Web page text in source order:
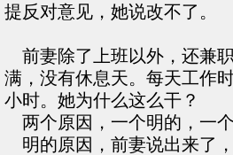
提反对意见，她说改不了。
前妻除了上班以外，还兼
满，没有休息天。每天工作
小时。她为什么这么干？
两个原因，一个明的，一个
明的原因，前妻说出来了